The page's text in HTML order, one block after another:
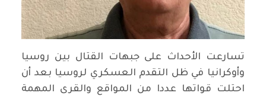
تسارعت الأحداث على جبهات القتال بين روسيا
وأوكرانيا في ظل التقدم العسكري لروسيا بعد أن
احتلت قواتها عددا من المواقع والقرى المهمة